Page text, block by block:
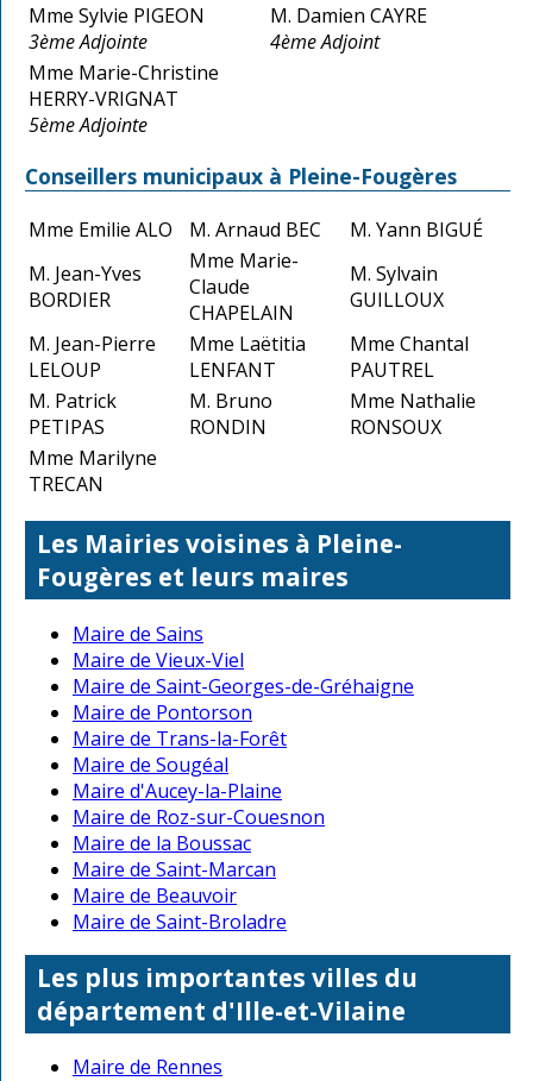
Mme Sylvie PIGEON
3ème Adjointe
M. Damien CAYRE
4ème Adjoint
Mme Marie-Christine
HERRY-VRIGNAT
5ème Adjointe
Conseillers municipaux à Pleine-Fougères
Mme Emilie ALO M. Arnaud BEC
M. Yann BIGUÉ
M. Jean-Yves
BORDIER
Mme Marie-
Claude
CHAPELAIN
M. Sylvain
GUILLOUX
M. Jean-Pierre
LELOUP
Mme Laëtitia
LENFANT
Mme Chantal
PAUTREL
M. Patrick
PETIPAS
M. Bruno
RONDIN
Mme Nathalie
RONSOUX
Mme Marilyne
TRECAN
Les Mairies voisines à Pleine-
Fougères et leurs maires
Maire de Sains
Maire de Vieux-Viel
Maire de Saint-Georges-de-Gréhaigne
Maire de Pontorson
Maire de Trans-la-Forêt
Maire de Sougéal
Maire d'Aucey-la-Plaine
Maire de Roz-sur-Couesnon
Maire de la Boussac
Maire de Saint-Marcan
Maire de Beauvoir
Maire de Saint-Broladre
Les plus importantes villes du
département d'Ille-et-Vilaine
Maire de Rennes